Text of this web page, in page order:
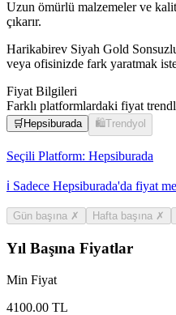
Uzun ömürlü malzemeler ve
çıkarır.
Harikabirev Siyah Gold
veya ofisinizde fark yaratmak
Fiyat Bilgileri
Farklı platformlardaki fiyat
🛒 Hepsiburada 🛍️Trendyol
Seçili Platform: Hepsiburada
ℹ️ Sadece Hepsiburada'da fiyat
Gün başına ✗ Hafta başına ✗
Yıl Başına Fiyatlar
Min Fiyat
4100.00 TL